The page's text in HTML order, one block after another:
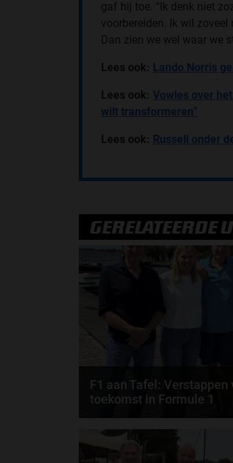
gaf hij toe. “Ik denk niet
voorbereiden. Ik wil zoveel
Dan zien we wel waar we
Lees ook: Lando Norris
Lees ook: Vowles over
wilt transformeren”
Lees ook: Russell onder
GERELATEERDE
F1 aan Tafel:
toekomst in Formule 1
Max Verstappen wil géén
de motorfabrikanten zaten niet